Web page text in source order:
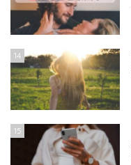
14
15